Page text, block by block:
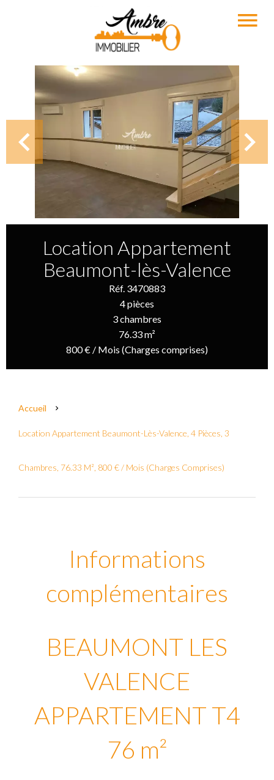
Location Appartement
Beaumont-lès-Valence
Réf. 3470883
4 pièces
3 chambres
76.33 m²
800 € / Mois (Charges comprises)
Accueil
Location Appartement Beaumont-Lès-Valence, 4 Pièces, 3
Chambres, 76.33 M², 800 € / Mois (Charges Comprises)
Informations
complémentaires
BEAUMONT LES
VALENCE
APPARTEMENT T4
76 m²